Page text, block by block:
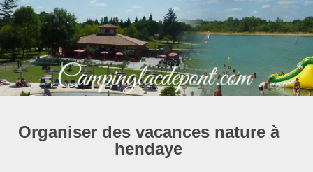
Organiser des vacances nature à
hendaye